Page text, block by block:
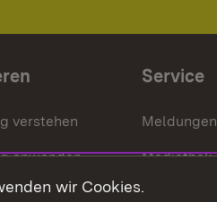
verstehen
anwenden
stärken
Service
Meldungen
Mediathek
wir Cookies.